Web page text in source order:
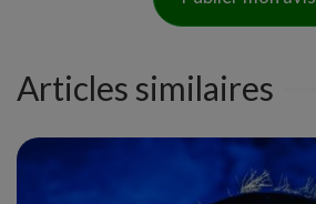
Articles similaires